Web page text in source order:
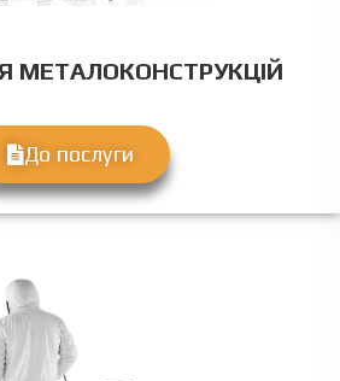
МЕТАЛОКОНСТРУКЦІЙ
До послуги